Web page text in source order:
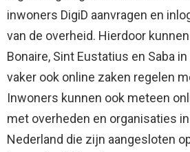
inwoners DigiD aanvragen en
van de overheid. Hierdoor
Bonaire, Sint Eustatius en Saba
vaker ook online zaken regelen
Inwoners kunnen ook meteen
met overheden en organisaties
Nederland die zijn aangesloten